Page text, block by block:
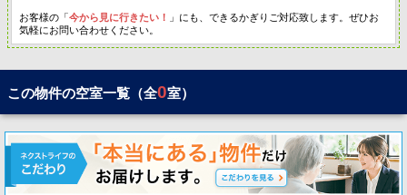
お客様の「今から見に行きたい！
」にも、できるかぎりご対応致します。ぜひお
気軽にお問い合わせください。
この物件の空室一覧（全0室）